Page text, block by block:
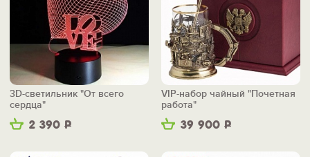
2 390 Р
3D-светильник "От всего
сердца"
39 900 Р
VIP-набор чайный "Почетная
работа"